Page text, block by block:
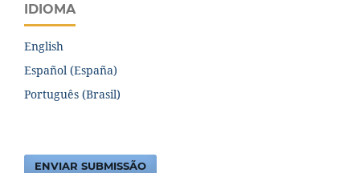
IDIOMA
English
Español (España)
Português (Brasil)
ENVIAR SUBMISSÃO